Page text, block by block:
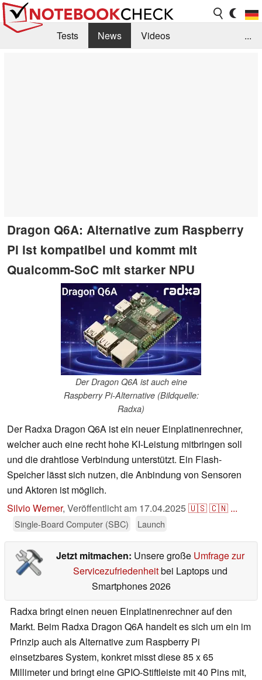
Tests News
Videos
...
Dragon Q6A: Alternative zum Raspberry
Pi ist kompatibel und kommt mit
Qualcomm-SoC mit starker NPU
Der Dragon Q6A ist auch eine
Raspberry Pi-Alternative (Bildquelle:
Radxa)
Der Radxa Dragon Q6A ist ein neuer Einplatinenrechner,
welcher auch eine recht hohe KI-Leistung mitbringen soll
und die drahtlose Verbindung unterstützt. Ein Flash-
Speicher lässt sich nutzen, die Anbindung von Sensoren
und Aktoren ist möglich.
Silvio Werner, Veröffentlicht am 17.04.2025🇺🇸🇨🇳 ...
Single-Board Computer (SBC) Launch
Jetzt mitmachen: Unsere große Umfrage zur
Servicezufriedenheitbei Laptops und
Smartphones 2026
Radxa bringt einen neuen Einplatinenrechner auf den
Markt. Beim Radxa Dragon Q6A handelt es sich um ein im
Prinzip auch als Alternative zum Raspberry Pi
einsetzbares System, konkret misst diese 85 x 65
Millimeter und bringt eine GPIO-Stiftleiste mit 40 Pins mit,